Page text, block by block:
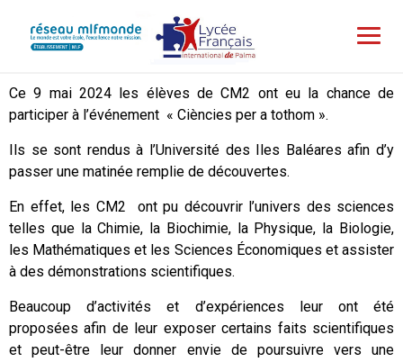
Ce 9 mai 2024 les élèves de CM2 ont eu la chance de
participer à l’événement « Ciències per a tothom ».
Ils se sont rendus à l’Université des Iles Baléares afin d’y
passer une matinée remplie de découvertes.
En effet, les CM2 ont pu découvrir l’univers des sciences
telles que la Chimie, la Biochimie, la Physique, la Biologie,
les Mathématiques et les Sciences Économiques et assister
à des démonstrations scientifiques.
Beaucoup d’activités et d’expériences leur ont été
proposées afin de leur exposer certains faits scientifiques
et peut-être leur donner envie de poursuivre vers une